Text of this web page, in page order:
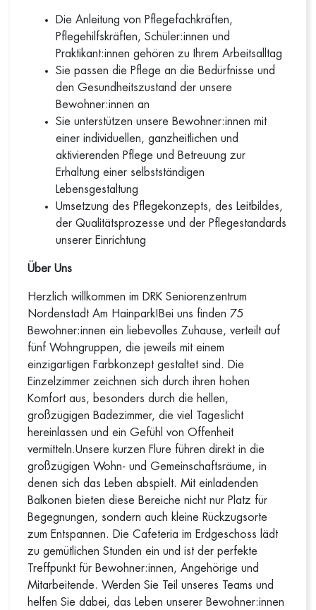
Die Anleitung von Pflegefachkräften,
Pflegehilfskräften, Schüler:innen und
Praktikant:innen gehören zu Ihrem Arbeitsalltag
Sie passen die Pflege an die Bedürfnisse und
den Gesundheitszustand der unsere
Bewohner:innen an
Sie unterstützen unsere Bewohner:innen mit
einer individuellen, ganzheitlichen und
aktivierenden Pflege und Betreuung zur
Erhaltung einer selbstständigen
Lebensgestaltung
Umsetzung des Pflegekonzepts, des Leitbildes,
der Qualitätsprozesse und der Pflegestandards
unserer Einrichtung
Über Uns
Herzlich willkommen im DRK Seniorenzentrum
Nordenstadt Am Hainpark!Bei uns finden 75
Bewohner:innen ein liebevolles Zuhause, verteilt auf
fünf Wohngruppen, die jeweils mit einem
einzigartigen Farbkonzept gestaltet sind. Die
Einzelzimmer zeichnen sich durch ihren hohen
Komfort aus, besonders durch die hellen,
großzügigen Badezimmer, die viel Tageslicht
hereinlassen und ein Gefühl von Offenheit
vermitteln.Unsere kurzen Flure führen direkt in die
großzügigen Wohn- und Gemeinschaftsräume, in
denen sich das Leben abspielt. Mit einladenden
Balkonen bieten diese Bereiche nicht nur Platz für
Begegnungen, sondern auch kleine Rückzugsorte
zum Entspannen. Die Cafeteria im Erdgeschoss lädt
zu gemütlichen Stunden ein und ist der perfekte
Treffpunkt für Bewohner:innen, Angehörige und
Mitarbeitende. Werden Sie Teil unseres Teams und
helfen Sie dabei, das Leben unserer Bewohner:innen